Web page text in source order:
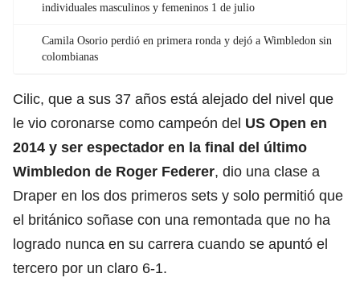
individuales masculinos y femeninos 1 de julio
Camila Osorio perdió en primera ronda y dejó a Wimbledon sin
colombianas
Cilic, que a sus 37 años está alejado del nivel que
le vio coronarse como campeón del US Open en
2014 y ser espectador en la final del último
Wimbledon de Roger Federer, dio una clase a
Draper en los dos primeros sets y solo permitió que
el británico soñase con una remontada que no ha
logrado nunca en su carrera cuando se apuntó el
tercero por un claro 6-1.